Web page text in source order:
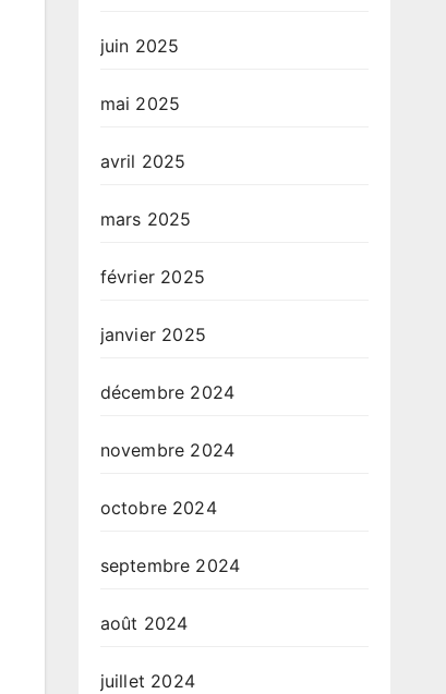
juin 2025
mai 2025
avril 2025
mars 2025
février 2025
janvier 2025
décembre 2024
novembre 2024
octobre 2024
septembre 2024
août 2024
juillet 2024